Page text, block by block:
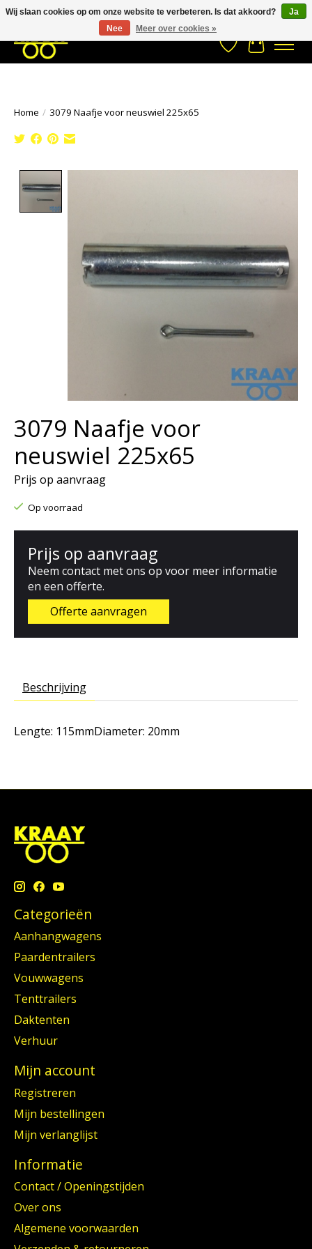
033- 2470 538 info@kraaybv.com Stuur een Whatsapp bericht
Verlanglijst
Home / 3079 Naafje voor neuswiel 225x65
3079 Naafje voor
neuswiel 225x65
Prijs op aanvraag
Op voorraad
Prijs op aanvraag
Neem contact met ons op voor meer informatie
en een offerte.
Offerte aanvragen
Beschrijving
Lengte: 115mmDiameter: 20mm
Categorieën
Aanhangwagens
Paardentrailers
Vouwwagens
Tenttrailers
Daktenten
Verhuur
Mijn account
Registreren
Mijn bestellingen
Mijn verlanglijst
Informatie
Contact / Openingstijden
Over ons
Algemene voorwaarden
Wij slaan cookies op om onze website te verbeteren. Is dat akkoord?
Ja
Nee
Meer over cookies »